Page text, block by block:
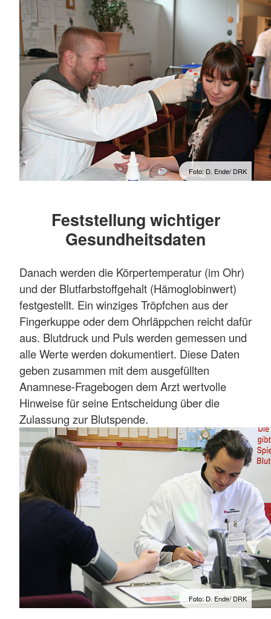
Foto: D. Ende/ DRK
Feststellung wichtiger
Gesundheitsdaten
Danach werden die Körpertemperatur (im Ohr)
und der Blutfarbstoffgehalt (Hämoglobinwert)
festgestellt. Ein winziges Tröpfchen aus der
Fingerkuppe oder dem Ohrläppchen reicht dafür
aus. Blutdruck und Puls werden gemessen und
alle Werte werden dokumentiert. Diese Daten
geben zusammen mit dem ausgefüllten
Anamnese-Fragebogen dem Arzt wertvolle
Hinweise für seine Entscheidung über die
Zulassung zur Blutspende.
Foto: D. Ende/ DRK